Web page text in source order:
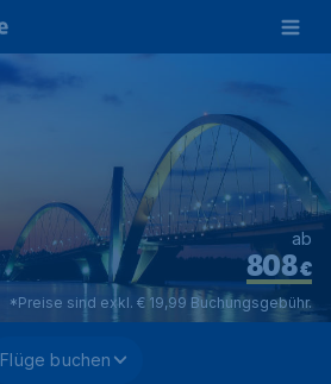
€
808
ab
*Preise sind exkl. € 19,99 Buchungsgebühr.
Flüge buchen